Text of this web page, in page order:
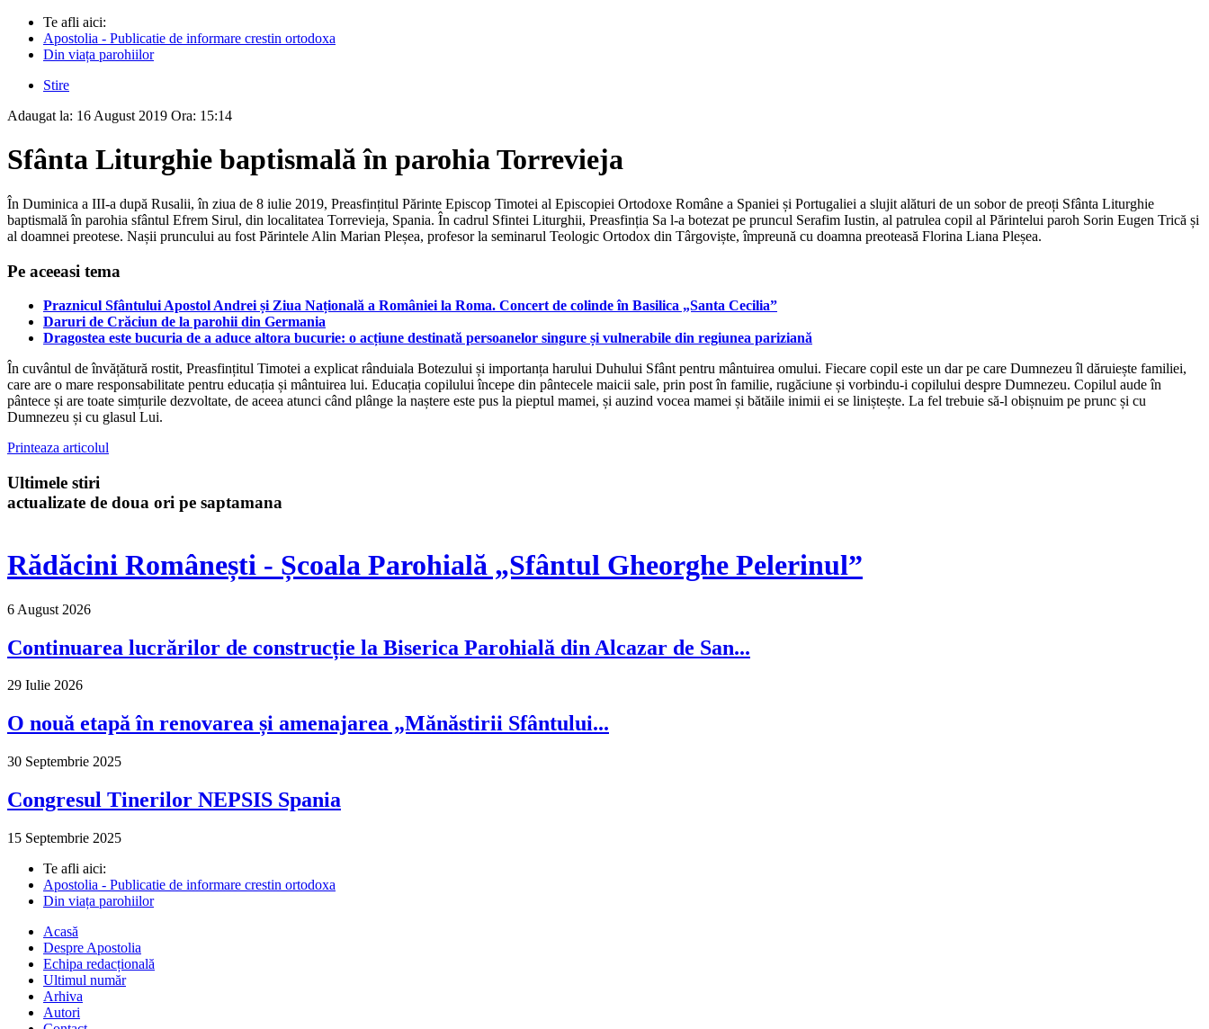
Te afli aici:
Apostolia - Publicatie de informare crestin ortodoxa
Din viața parohiilor
Stire
Adaugat la: 16 August 2019 Ora: 15:14
Sfânta Liturghie baptismală în parohia Torrevieja
În Duminica a III-a după Rusalii, în ziua de 8 iulie 2019, Preasfințitul Părinte Episcop Timotei al Episcopiei Ortodoxe Române a Spaniei și Portugaliei a slujit alături de un sobor de preoți Sfânta Liturghie
baptismală în parohia sfântul Efrem Sirul, din localitatea Torrevieja, Spania. În cadrul Sfintei Liturghii, Preasfinția Sa l-a botezat pe pruncul Serafim Iustin, al patrulea copil al Părintelui paroh Sorin Eugen Trică și
al doamnei preotese. Nașii pruncului au fost Părintele Alin Marian Pleșea, profesor la seminarul Teologic Ortodox din Târgoviște, împreună cu doamna preoteasă Florina Liana Pleșea.
Pe aceeasi tema
Praznicul Sfântului Apostol Andrei și Ziua Națională a României la Roma. Concert de colinde în Basilica „Santa Cecilia”
Daruri de Crăciun de la parohii din Germania
Dragostea este bucuria de a aduce altora bucurie: o acțiune destinată persoanelor singure și vulnerabile din regiunea pariziană
În cuvântul de învățătură rostit, Preasfințitul Timotei a explicat rânduiala Botezului și importanța harului Duhului Sfânt pentru mântuirea omului. Fiecare copil este un dar pe care Dumnezeu îl dăruiește familiei,
care are o mare responsabilitate pentru educația și mântuirea lui. Educația copilului începe din pântecele maicii sale, prin post în familie, rugăciune și vorbindu-i copilului despre Dumnezeu. Copilul aude în
pântece și are toate simțurile dezvoltate, de aceea atunci când plânge la naștere este pus la pieptul mamei, și auzind vocea mamei și bătăile inimii ei se liniștește. La fel trebuie să-l obișnuim pe prunc și cu
Dumnezeu și cu glasul Lui.
Printeaza articolul
Ultimele stiri
actualizate de doua ori pe saptamana
Rădăcini Românești - Școala Parohială „Sfântul Gheorghe Pelerinul”
6 August 2026
Continuarea lucrărilor de construcție la Biserica Parohială din Alcazar de San...
29 Iulie 2026
O nouă etapă în renovarea și amenajarea „Mănăstirii Sfântului...
30 Septembrie 2025
Congresul Tinerilor NEPSIS Spania
15 Septembrie 2025
Te afli aici:
Apostolia - Publicatie de informare crestin ortodoxa
Din viața parohiilor
Acasă
Despre Apostolia
Echipa redacțională
Ultimul număr
Arhiva
Autori